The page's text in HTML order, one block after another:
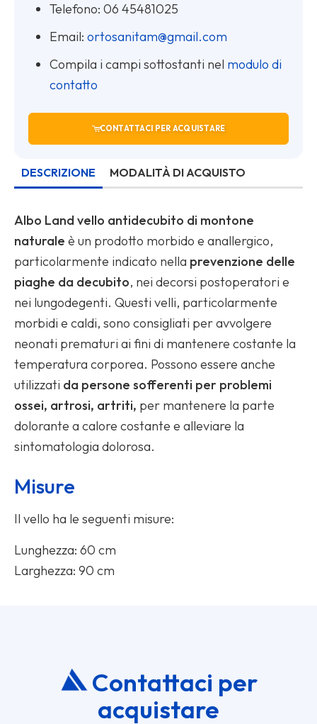
Telefono: 06 45481025
Email: ortosanitam@gmail.com
Compila i campi sottostanti nel modulo di
contatto
CONTATTACI PER ACQUISTARE
DESCRIZIONE MODALITÀ DI ACQUISTO
Albo Land vello antidecubito di montone
naturale è un prodotto morbido e anallergico,
particolarmente indicato nella prevenzione delle
piaghe da decubito, nei decorsi postoperatori e
nei lungodegenti. Questi velli, particolarmente
morbidi e caldi, sono consigliati per avvolgere
neonati prematuri ai fini di mantenere costante la
temperatura corporea. Possono essere anche
utilizzati da persone sofferenti per problemi
ossei, artrosi, artriti, per mantenere la parte
dolorante a calore costante e alleviare la
sintomatologia dolorosa.
Misure
Il vello ha le seguenti misure:
Lunghezza: 60 cm
Larghezza: 90 cm
Contattaci per
acquistare